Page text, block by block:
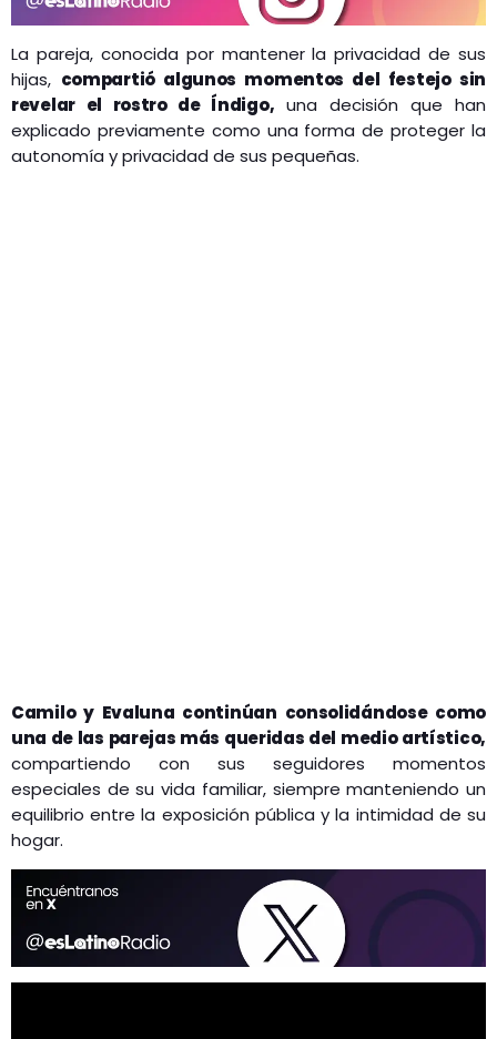
La pareja, conocida por mantener la privacidad de sus
hijas, compartió algunos momentos del festejo sin
revelar el rostro de Índigo, una decisión que han
explicado previamente como una forma de proteger la
autonomía y privacidad de sus pequeñas.
Camilo y Evaluna continúan consolidándose como
una de las parejas más queridas del medio artístico,
compartiendo con sus seguidores momentos
especiales de su vida familiar, siempre manteniendo un
equilibrio entre la exposición pública y la intimidad de su
hogar.